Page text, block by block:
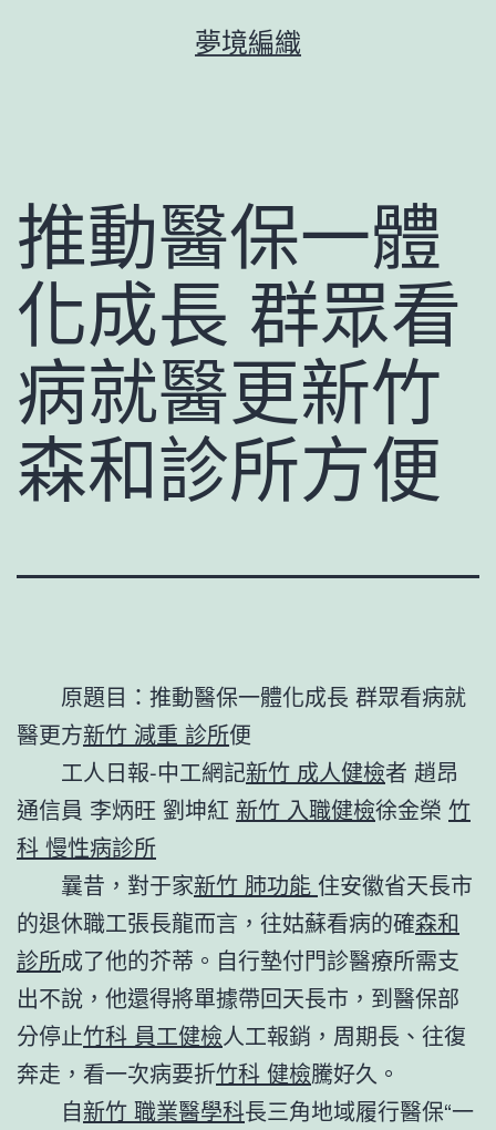
夢境編織
推動醫保一體
化成長 群眾看
病就醫更新竹
森和診所方便
原題目：推動醫保一體化成長 群眾看病就
醫更方新竹 減重 診所便
工人日報-中工網記新竹 成人健檢者 趙昂
通信員 李炳旺 劉坤紅 新竹 入職健檢徐金榮 竹
科 慢性病診所
曩昔，對于家新竹 肺功能 住安徽省天長市
的退休職工張長龍而言，往姑蘇看病的確森和
診所成了他的芥蒂。自行墊付門診醫療所需支
出不說，他還得將單據帶回天長市，到醫保部
分停止竹科 員工健檢人工報銷，周期長、往復
奔走，看一次病要折竹科 健檢騰好久。
自新竹 職業醫學科長三角地域履行醫保“一